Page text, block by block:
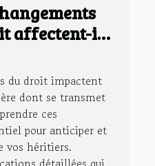
affectent-ils
?
du droit impactent
dont se transmet
ces
pour anticiper et
vos héritiers.